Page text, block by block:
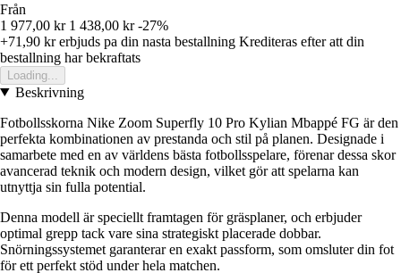
Från
1 977,00 kr 1 438,00 kr -27%
+71,90 krerbjuds pa din nasta bestallning Krediteras efter att din
bestallning har bekraftats
Loading...
Beskrivning
Fotbollsskorna Nike Zoom Superfly 10 Pro Kylian Mbappé FG är den
perfekta kombinationen av prestanda och stil på planen. Designade i
samarbete med en av världens bästa fotbollsspelare, förenar dessa skor
avancerad teknik och modern design, vilket gör att spelarna kan
utnyttja sin fulla potential.
Denna modell är speciellt framtagen för gräsplaner, och erbjuder
optimal grepp tack vare sina strategiskt placerade dobbar.
Snörningssystemet garanterar en exakt passform, som omsluter din fot
för ett perfekt stöd under hela matchen.